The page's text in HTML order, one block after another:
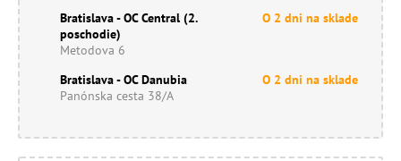
Bratislava - OC Central (2.
poschodie)
Metodova 6
O 2 dni na sklade
Bratislava - OC Danubia
Panónska cesta 38/A
O 2 dni na sklade